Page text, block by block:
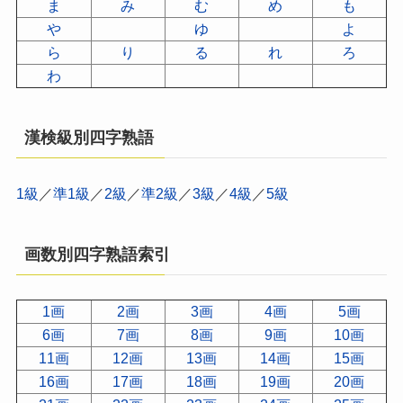
ま み む め
も
や
ゆ
よ
ら
り る れ
ろ
わ
漢検級別四字熟語
1級 ／準1級 ／2級 ／準2級 ／3級 ／4級 ／5級
画数別四字熟語索引
1画 2画 3画 4画
5画
6画
7画 8画 9画
10画
11画
12画 13画 14画
15画
16画
17画 18画 19画
20画